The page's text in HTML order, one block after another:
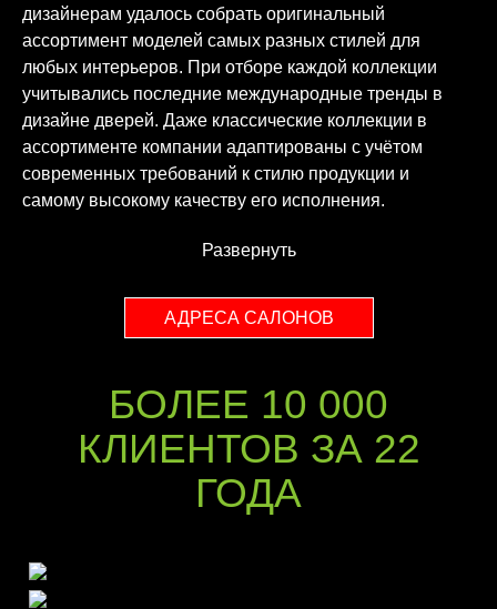
дизайнерам удалось собрать оригинальный
ассортимент моделей самых разных стилей для
любых интерьеров. При отборе каждой коллекции
учитывались последние международные тренды в
дизайне дверей. Даже классические коллекции в
ассортименте компании адаптированы с учётом
современных требований к стилю продукции и
самому высокому качеству его исполнения.
Развернуть
АДРЕСА САЛОНОВ
БОЛЕЕ 10 000
КЛИЕНТОВ ЗА 22
ГОДА